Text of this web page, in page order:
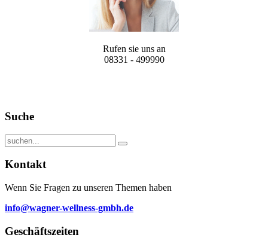
Rufen sie uns an
08331 - 499990
Suche
Kontakt
Wenn Sie Fragen zu unseren Themen haben
info@wagner-wellness-gmbh.de
Geschäftszeiten